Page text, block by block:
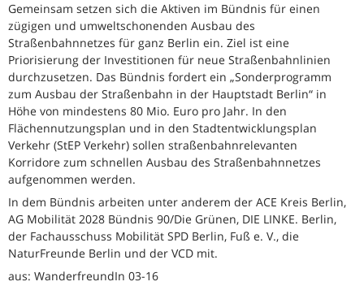
Gemeinsam setzen sich die Aktiven im Bündnis für einen
zügigen und umweltschonenden Ausbau des
Straßenbahnnetzes für ganz Berlin ein. Ziel ist eine
Priorisierung der Investitionen für neue Straßenbahnlinien
durchzusetzen. Das Bündnis fordert ein „Sonderprogramm
zum Ausbau der Straßenbahn in der Hauptstadt Berlin“ in
Höhe von mindestens 80 Mio. Euro pro Jahr. In den
Flächennutzungsplan und in den Stadtentwicklungsplan
Verkehr (StEP Verkehr) sollen straßenbahnrelevanten
Korridore zum schnellen Ausbau des Straßenbahnnetzes
aufgenommen werden.
In dem Bündnis arbeiten unter anderem der ACE Kreis Berlin,
AG Mobilität 2028 Bündnis 90/Die Grünen, DIE LINKE. Berlin,
der Fachausschuss Mobilität SPD Berlin, Fuß e. V., die
NaturFreunde Berlin und der VCD mit.
aus: WanderfreundIn 03-16